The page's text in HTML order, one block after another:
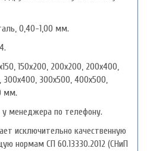
0,40-1,00 мм.
150х200, 200х200, 200х400,
300х400, 300х500, 400х500,
мм.
менеджера по телефону.
исключительно качественную
нормам СП 60.13330.2012 (СНиП